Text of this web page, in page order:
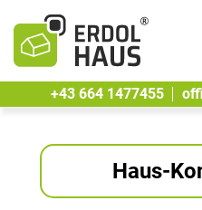
+43 664 1477455
Haus-